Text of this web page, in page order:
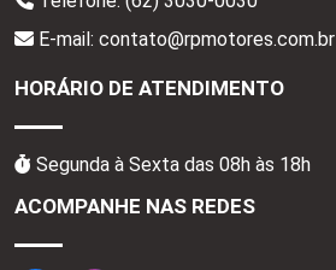
E-mail: contato@rpmotores.com.br
HORÁRIO DE ATENDIMENTO
Segunda à Sexta das 08h às 18h
ACOMPANHE NAS REDES